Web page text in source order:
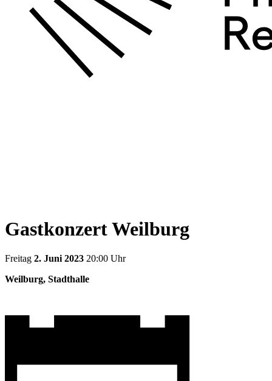
Gastkonzert Weilburg
Freitag 2. Juni 2023 20:00 Uhr
Weilburg, Stadthalle